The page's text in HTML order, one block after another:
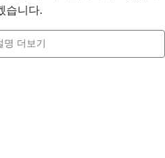
습니다.
명 더보기